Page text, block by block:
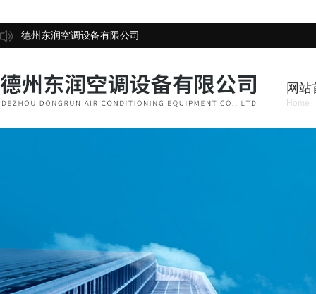
德州东润空调设备有限公司
网站
Home